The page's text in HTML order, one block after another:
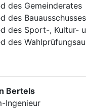
des Gemeinderates
des Bauausschusses
des Sport-, Kultur-
des
Bertels
Ingenieur